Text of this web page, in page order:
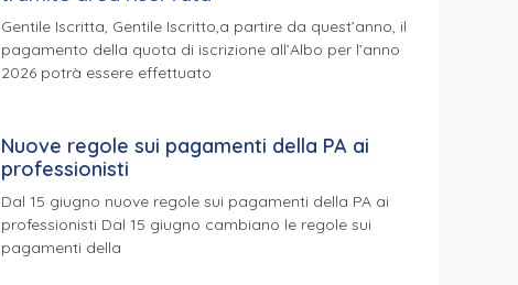
Gentile Iscritta, Gentile Iscritto,a partire da quest’anno, il
pagamento della quota di iscrizione all’Albo per l’anno
2026 potrà essere effettuato
Nuove regole sui pagamenti della PA ai
professionisti
Dal 15 giugno nuove regole sui pagamenti della PA ai
professionisti Dal 15 giugno cambiano le regole sui
pagamenti della